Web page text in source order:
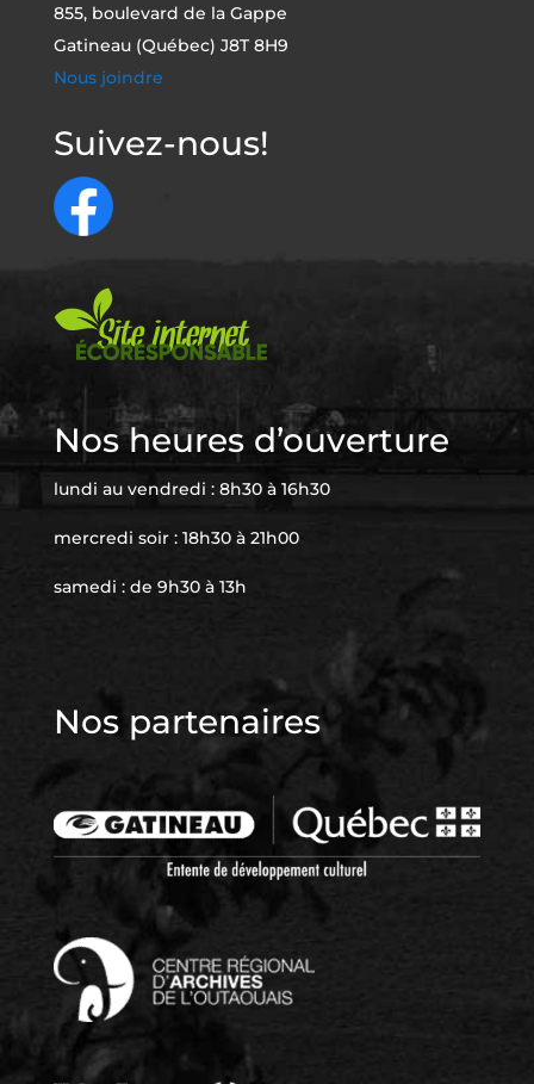
855, boulevard de la Gappe
Gatineau (Québec) J8T 8H9
Nous joindre
Suivez-nous!
Nos heures d’ouverture
lundi au vendredi : 8h30 à 16h30
mercredi soir : 18h30 à 21h00
samedi : de 9h30 à 13h
Nos partenaires